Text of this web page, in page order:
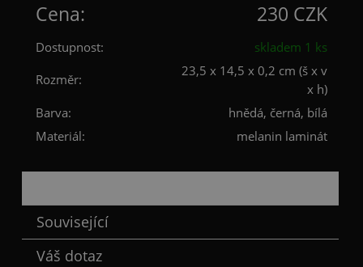
Cena: 230 CZK
Dostupnost:
skladem 1 ks
Rozměr:
23,5 x 14,5 x 0,2 cm (š x v
x h)
Barva:
hnědá, černá, bílá
Materiál:
melanin laminát
Související
Váš dotaz